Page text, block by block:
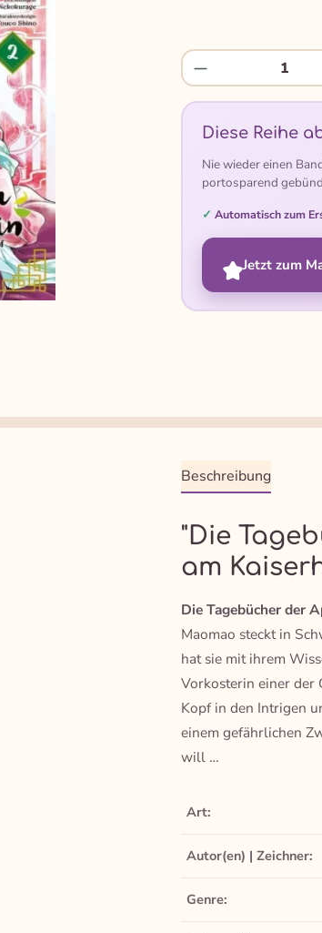
Produkt
Diese Reihe
Nie wieder einen
portosparend
Automatisch zum
Jetzt zum
Beschreibung
"Die
am
Die Tagebücher der
Maomao steckt in
hat sie mit ihrem
Vorkosterin einer der
Kopf in den Intrigen
einem gefährlichen
will …
Art:
Autor(en) | Zeichner:
Genre: